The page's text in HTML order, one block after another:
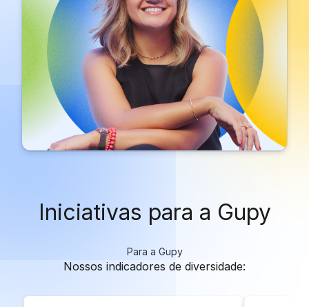
Iniciativas para a Gupy
Nossos indicadores de diversidade:
Para a Gupy